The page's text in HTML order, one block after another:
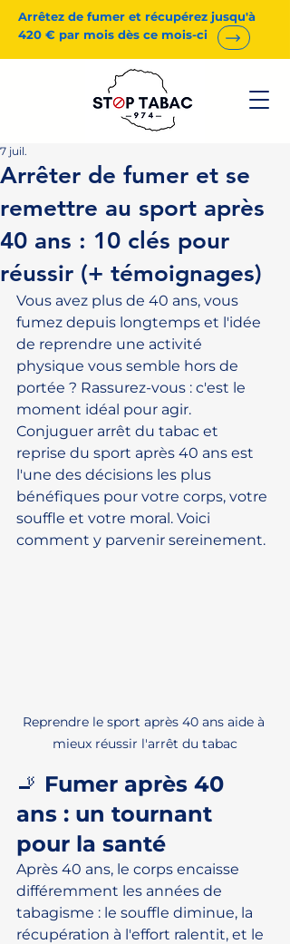
Arrêtez de fumer et récupérez jusqu'à
420 € par mois dès ce mois-ci
Arrêter de fumer et se
remettre au sport après
40 ans : 10 clés pour
réussir (+ témoignages)
7 juil.
Vous avez plus de 40 ans, vous
fumez depuis longtemps et l'idée
de reprendre une activité
physique vous semble hors de
portée ? Rassurez-vous : c'est le
moment idéal pour agir.
Conjuguer arrêt du tabac et
reprise du sport après 40 ans est
l'une des décisions les plus
bénéfiques pour votre corps, votre
souffle et votre moral. Voici
comment y parvenir sereinement.
Reprendre le sport après 40 ans aide à
mieux réussir l'arrêt du tabac
🚬 Fumer après 40
ans : un tournant
pour la santé
Après 40 ans, le corps encaisse
différemment les années de
tabagisme : le souffle diminue, la
récupération à l'effort ralentit, et le